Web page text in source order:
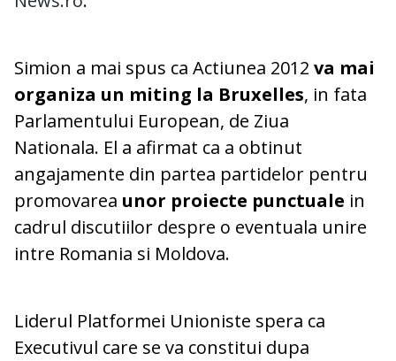
Simion a mai spus ca Actiunea 2012 va mai
organiza un miting la Bruxelles, in fata
Parlamentului European, de Ziua
Nationala. El a afirmat ca a obtinut
angajamente din partea partidelor pentru
promovarea unor proiecte punctuale in
cadrul discutiilor despre o eventuala unire
intre Romania si Moldova.
Liderul Platformei Unioniste spera ca
Executivul care se va constitui dupa